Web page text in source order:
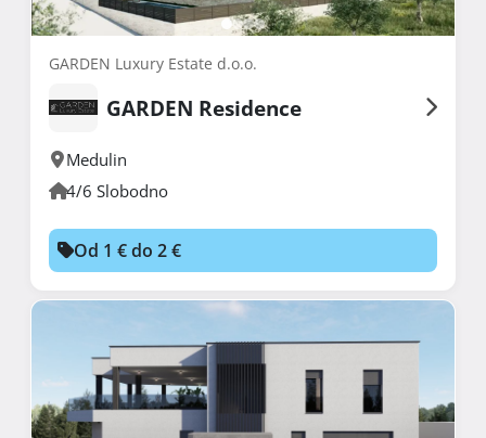
GARDEN Luxury Estate d.o.o.
GARDEN Residence
Medulin
4/6 Slobodno
Od 1 € do 2 €